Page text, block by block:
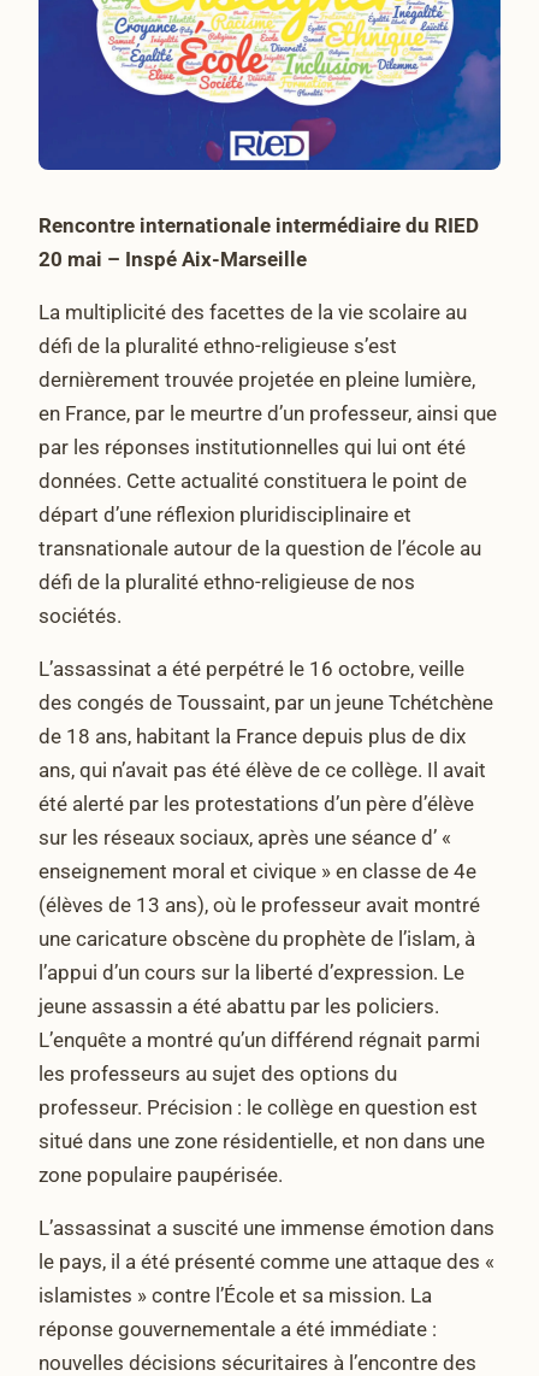
Rencontre internationale intermédiaire du RIED
20 mai – Inspé Aix-Marseille
La multiplicité des facettes de la vie scolaire au
défi de la pluralité ethno-religieuse s’est
dernièrement trouvée projetée en pleine lumière,
en France, par le meurtre d’un professeur, ainsi que
par les réponses institutionnelles qui lui ont été
données. Cette actualité constituera le point de
départ d’une réflexion pluridisciplinaire et
transnationale autour de la question de l’école au
défi de la pluralité ethno-religieuse de nos
sociétés.
L’assassinat a été perpétré le 16 octobre, veille
des congés de Toussaint, par un jeune Tchétchène
de 18 ans, habitant la France depuis plus de dix
ans, qui n’avait pas été élève de ce collège. Il avait
été alerté par les protestations d’un père d’élève
sur les réseaux sociaux, après une séance d’ «
enseignement moral et civique » en classe de 4e
(élèves de 13 ans), où le professeur avait montré
une caricature obscène du prophète de l’islam, à
l’appui d’un cours sur la liberté d’expression. Le
jeune assassin a été abattu par les policiers.
L’enquête a montré qu’un différend régnait parmi
les professeurs au sujet des options du
professeur. Précision : le collège en question est
situé dans une zone résidentielle, et non dans une
zone populaire paupérisée.
L’assassinat a suscité une immense émotion dans
le pays, il a été présenté comme une attaque des «
islamistes » contre l’École et sa mission. La
réponse gouvernementale a été immédiate :
nouvelles décisions sécuritaires à l’encontre des